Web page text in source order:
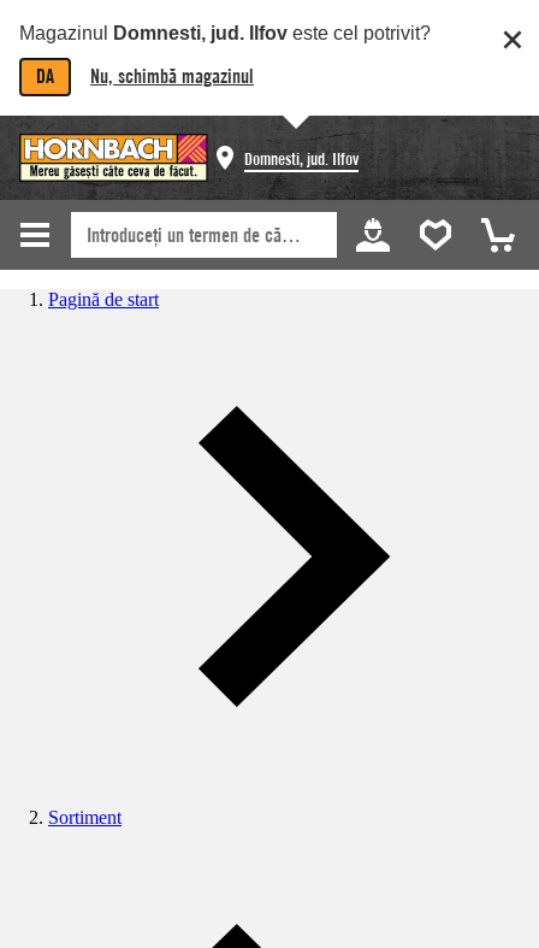
Magazinul Domnesti, jud. Ilfov este cel potrivit?
DA Nu, schimbă magazinul
Domnesti, jud. Ilfov
Pagină de start
Sortiment